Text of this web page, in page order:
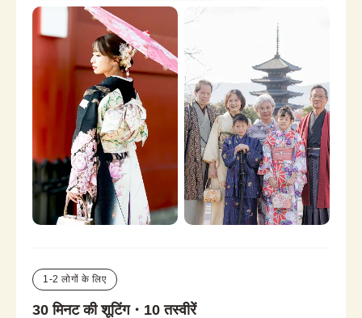
1-2 लोगों के लिए
30 मिनट की शूटिंग・10 तस्वीरें